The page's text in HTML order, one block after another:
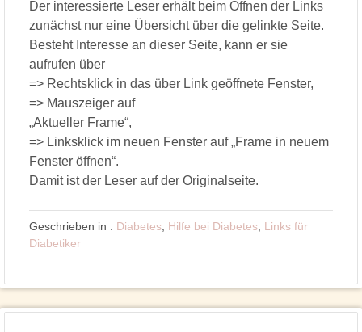
Der interessierte Leser erhält beim Öffnen der Links
zunächst nur eine Übersicht über die gelinkte Seite.
Besteht Interesse an dieser Seite, kann er sie
aufrufen über
=> Rechtsklick in das über Link geöffnete Fenster,
=> Mauszeiger auf
„Aktueller Frame“,
=> Linksklick im neuen Fenster auf „Frame in neuem
Fenster öffnen“.
Damit ist der Leser auf der Originalseite.
Geschrieben in : Diabetes Hilfe bei Diabetes Links für
Diabetiker